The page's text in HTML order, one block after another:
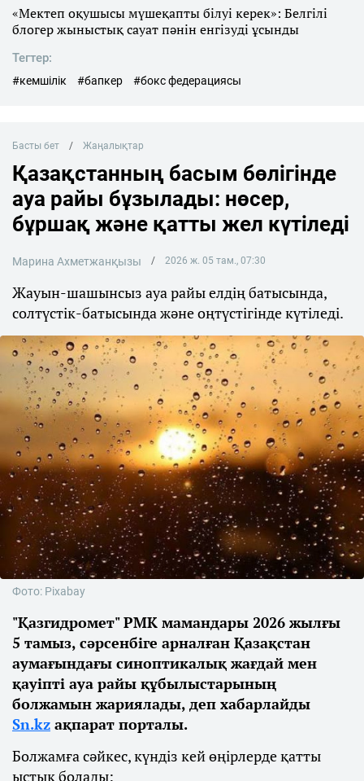
«Мектеп оқушысы мүшеқапты білуі керек»: Белгілі
блогер жыныстық сауат пәнін енгізуді ұсынды
Тегтер:
#кемшілік #бапкер #бокс федерациясы
Басты бет Жаңалықтар
Қазақстанның басым бөлігінде
ауа райы бұзылады: нөсер,
бұршақ және қатты жел күтіледі
Марина Ахметжанқызы 2026 ж. 05 там., 07:30
Жауын-шашынсыз ауа райы елдің батысында,
солтүстік-батысында және оңтүстігінде күтіледі.
Фото: Pixabay
"Қазгидромет" РМК мамандары 2026 жылғы
5 тамыз, сәрсенбіге арналған Қазақстан
аумағындағы синоптикалық жағдай мен
қауіпті ауа райы құбылыстарының
болжамын жариялады, деп хабарлайды
Sn.kz ақпарат порталы.
Болжамға сәйкес, күндіз кей өңірлерде қатты
ыстық болады: